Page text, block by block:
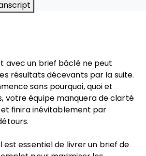
avec un brief bâclé ne peut
résultats décevants par la suite.
sans pourquoi, quoi et
votre équipe manquera de clarté
finira inévitablement par
est essentiel de livrer un brief de